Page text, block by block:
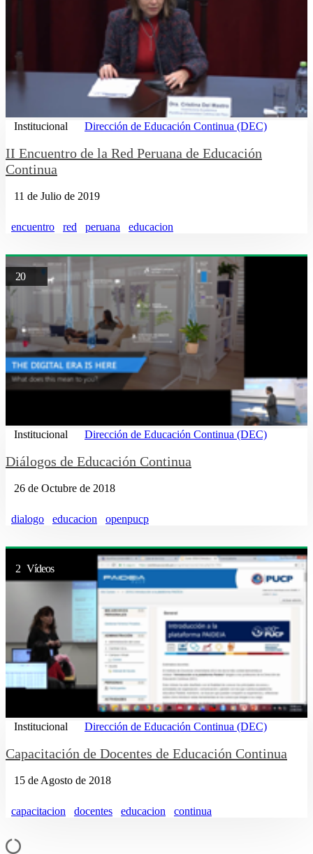
Institucional Dirección de Educación Continua (DEC)
II Encuentro de la Red Peruana de Educación
Continua
11 de Julio de 2019
encuentro red peruana educacion
20
Institucional Dirección de Educación Continua (DEC)
Diálogos de Educación Continua
26 de Octubre de 2018
dialogo educacion openpucp
2 Vídeos
Institucional Dirección de Educación Continua (DEC)
Capacitación de Docentes de Educación Continua
15 de Agosto de 2018
capacitacion docentes educacion continua